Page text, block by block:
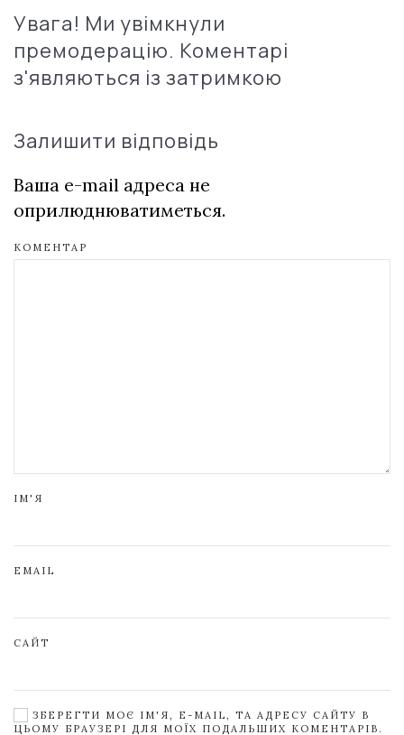
Увага! Ми увімкнули
премодерацію. Коментарі
з'являються із затримкою
Залишити відповідь
Ваша e-mail адреса не
оприлюднюватиметься.
КОМЕНТАР
ІМ'Я
EMAIL
САЙТ
ЗБЕРЕГТИ МОЄ ІМ'Я, E-MAIL, ТА АДРЕСУ САЙТУ В
ЦЬОМУ БРАУЗЕРІ ДЛЯ МОЇХ ПОДАЛЬШИХ КОМЕНТАРІВ.